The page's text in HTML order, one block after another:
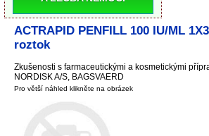
ACTRAPID PENFILL 100 IU/ML
roztok
Zkušenosti s farmaceutickými a kosmetickými
NORDISK A/S, BAGSVAERD
Pro větší náhled klikněte na obrázek